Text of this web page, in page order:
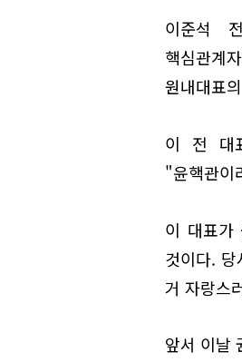
이준석
핵심관
원내대표
이 전 대
"윤핵관이
이 대표가
것이다.
거 자랑스
앞서 이날